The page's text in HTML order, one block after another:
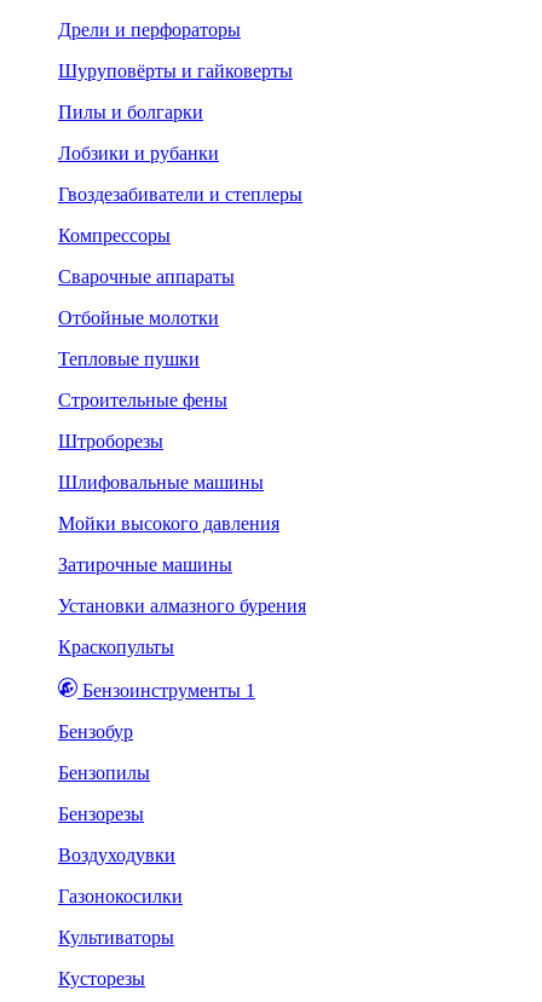
Дрели и перфораторы
Шуруповёрты и гайковерты
Пилы и болгарки
Лобзики и рубанки
Гвоздезабиватели и степлеры
Компрессоры
Сварочные аппараты
Отбойные молотки
Тепловые пушки
Строительные фены
Штроборезы
Шлифовальные машины
Мойки высокого давления
Затирочные машины
Установки алмазного бурения
Краскопульты
Бензоинструменты 1
Бензобур
Бензопилы
Бензорезы
Воздуходувки
Газонокосилки
Культиваторы
Кусторезы